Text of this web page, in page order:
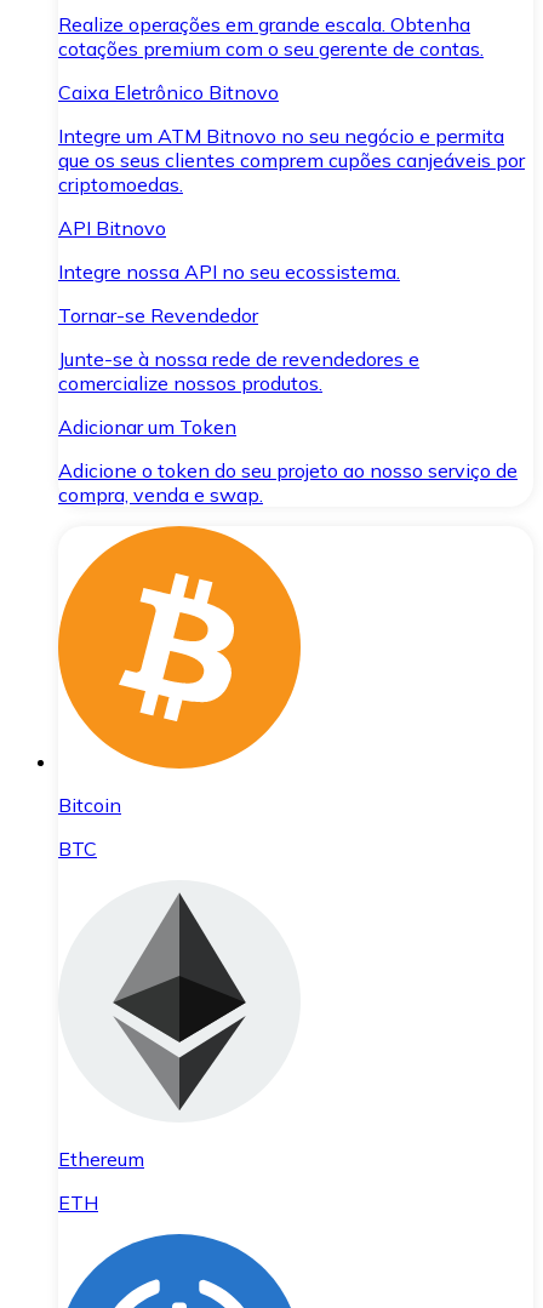
Realize operações em grande escala. Obtenha
cotações premium com o seu gerente de contas.
Caixa Eletrônico Bitnovo
Integre um ATM Bitnovo no seu negócio e permita
que os seus clientes comprem cupões canjeáveis por
criptomoedas.
API Bitnovo
Integre nossa API no seu ecossistema.
Tornar-se Revendedor
Junte-se à nossa rede de revendedores e
comercialize nossos produtos.
Adicionar um Token
Adicione o token do seu projeto ao nosso serviço de
compra, venda e swap.
Bitcoin
BTC
Ethereum
ETH